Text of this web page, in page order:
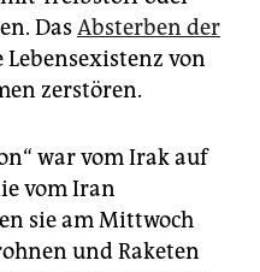
Das Absterben der
Lebensexistenz von
zerstören.
war vom Irak auf
vom Iran
sie am Mittwoch
und Raketen